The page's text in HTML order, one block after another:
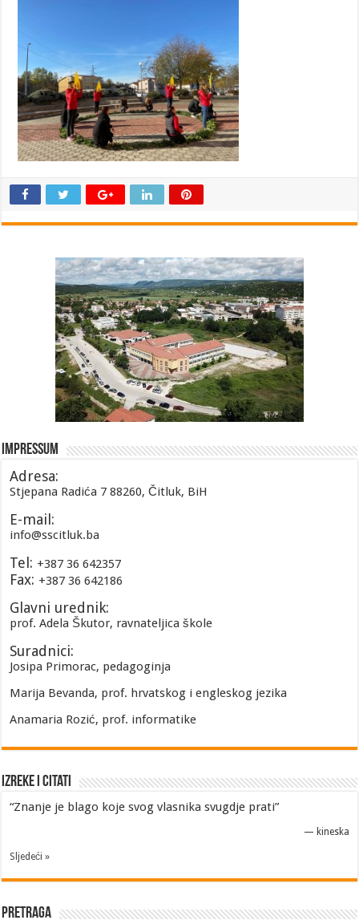
Impressum
Adresa:
Stjepana Radića 7 88260, Čitluk, BiH
E-mail:
info@sscitluk.ba
Tel: +387 36 642357
Fax: +387 36 642186
Glavni urednik:
prof. Adela Škutor, ravnateljica škole
Suradnici:
Josipa Primorac, pedagoginja
Marija Bevanda, prof. hrvatskog i engleskog jezika
Anamaria Rozić, prof. informatike
Izreke i Citati
“Znanje je blago koje svog vlasnika svugdje prati”
— kineska
Sljedeći »
Pretraga